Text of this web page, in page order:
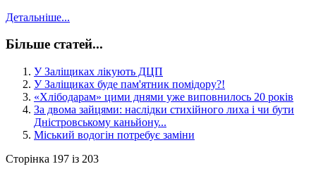
Детальніше...
Більше статей...
У Заліщиках лікують ДЦП
У Заліщиках буде пам'ятник помідору?!
«Хлібодарам» цими днями уже виповнилось 20 років
За двома зайцями: наслідки стихійного лиха і чи бути
Дністровському каньйону...
Міський водогін потребує заміни
Сторінка 197 із 203